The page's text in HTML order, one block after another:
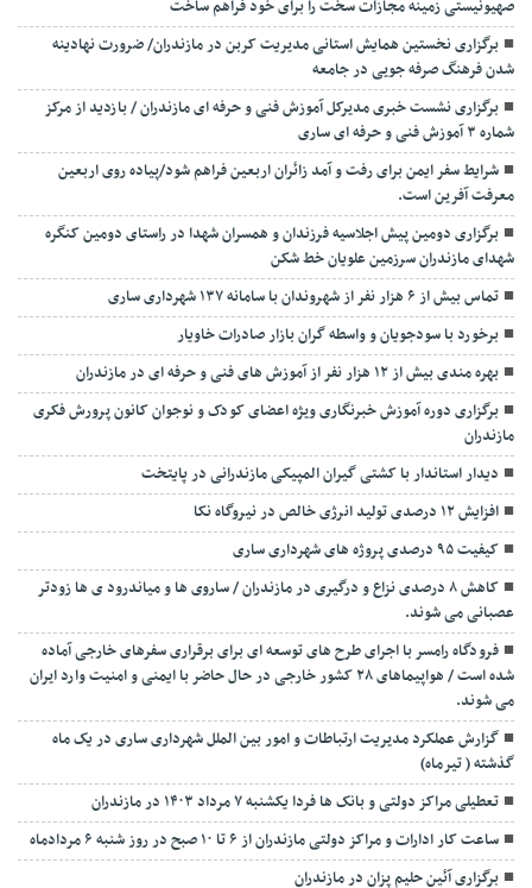
صهیونیستی زمینه مجازات سخت را برای خود فراهم ساخت
برگزاری نخستین همایش استانی مدیریت کربن در مازندران/ ضرورت نهادینه
شدن فرهنگ صرفه جویی در جامعه
برگزاری نشست خبری مدیرکل آموزش فنی و حرفه ای مازندران / بازدید از مرکز
شماره ۳ آموزش فنی و حرفه ای ساری
شرایط سفر ایمن برای رفت و آمد زائران اربعین فراهم شود/پیاده روی اربعین
معرفت آفرین است.
برگزاری دومین پیش اجلاسیه فرزندان و همسران شهدا در راستای دومین کنگره
شهدای مازندران سرزمین علویان خط شکن
تماس بیش از ۶ هزار نفر از شهروندان با سامانه ۱۳۷ شهرداری ساری
برخورد با سودجویان و واسطه گران بازار صادرات خاویار
بهره مندی بیش از ۱۲ هزار نفر از آموزش های فنی و حرفه ای در مازندران
برگزاری دوره آموزش خبرنگاری ویژه اعضای کودک و نوجوان کانون پرورش فکری
مازندران
دیدار استاندار با کشتی گیران المپیکی مازندرانی در پایتخت
افزایش ۱۲ درصدی تولید انرژی خالص در نیروگاه نکا
کیفیت ۹۵ درصدی پروژه های شهرداری ساری
کاهش ۸ درصدی نزاع و درگیری در مازندران / ساروی ها و میاندرود ی ها زودتر
عصبانی می شوند.
فرودگاه رامسر با اجرای طرح های توسعه ای برای برقراری سفرهای خارجی آماده
شده است / هواپیماهای ۲۸ کشور خارجی در حال حاضر با ایمنی و امنیت وارد ایران
می شوند.
گزارش عملکرد مدیریت ارتباطات و امور بین الملل شهرداری ساری در یک ماه
گذشته ( تیرماه)
تعطیلی مراکز دولتی و بانک ها فردا یکشنبه ۷ مرداد ۱۴۰۳ در مازندران
ساعت کار ادارات و مراکز دولتی مازندران از ۶ تا ۱۰ صبح در روز شنبه ۶ مردادماه
برگزاری آئین حلیم پزان در مازندران